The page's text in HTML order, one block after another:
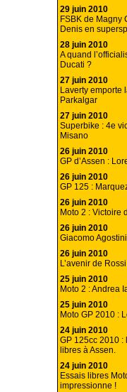
29 juin 2010
FSBK de Magny
Denis en
28 juin 2010
A quand
Ducati ?
27 juin 2010
Laverty emporte
Parkalgar
27 juin 2010
Superbike : 4e
Misano
26 juin 2010
GP d’Assen :
26 juin 2010
GP 125 :
26 juin 2010
Moto 2 : Victoire
26 juin 2010
Giacomo
26 juin 2010
L’avenir de
25 juin 2010
Moto 2 : Andrea
25 juin 2010
Moto GP 2010 :
24 juin 2010
GP 125cc 2010 :
libres à Assen.
24 juin 2010
Essais libres
impressionne !